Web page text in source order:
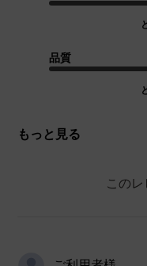
品質
もっと見る
この